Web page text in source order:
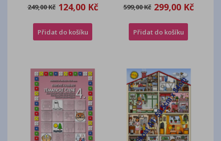
249,00 Kč 124,00 Kč
Přidat do košíku
599,00 Kč 299,00 Kč
Přidat do košíku